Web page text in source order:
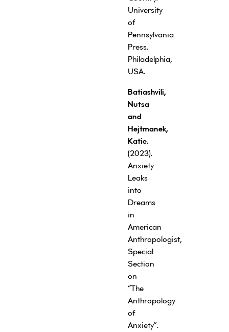
University
of
Pennsylvania
Press.
Philadelphia,
USA.
Batiashvili,
Nutsa
and
Hejtmanek,
Katie.
(2023).
Anxiety
Leaks
into
Dreams
in
American
Anthropologist,
Special
Section
on
“The
Anthropology
of
Anxiety”.